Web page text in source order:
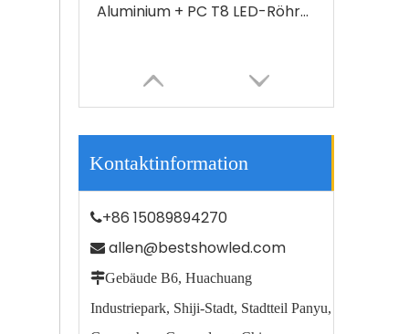
Aluminium + PC T8 LED-Röhrenleuchte Innenbeleuchtung 9 W 18 W 24 W
T8 Glas-LED-Röhrenlicht 9W 18W 22W 0,6m 1,2m 1,5m 60cm 120cm 150cm 900mm 1200mm 1500mm 2FT 4FT 5FT
Kontaktinformation
+86 15089894270
 allen@bestshowled.com
Gebäude B6, Huachuang
Industriepark, Shiji-Stadt, Stadtteil Panyu,